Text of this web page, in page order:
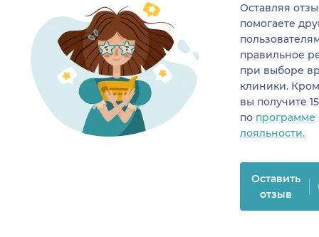
Оставляя
помогаете
правильное
при выборе
клиники.
вы получите
по программе
лояльности.
Оставить
отзыв